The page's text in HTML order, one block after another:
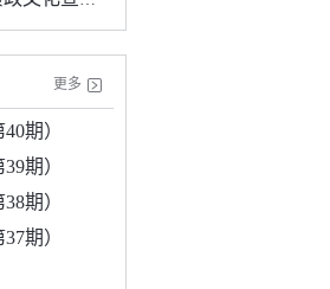
更多
期）
期）
期）
期）